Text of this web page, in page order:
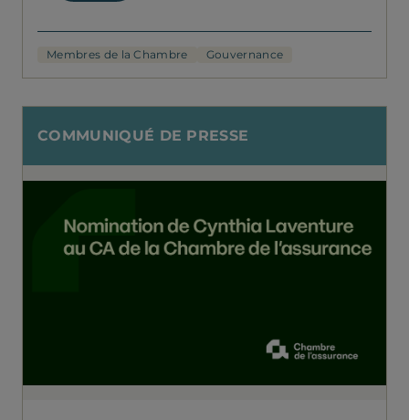
Membres de la Chambre Gouvernance
COMMUNIQUÉ DE PRESSE